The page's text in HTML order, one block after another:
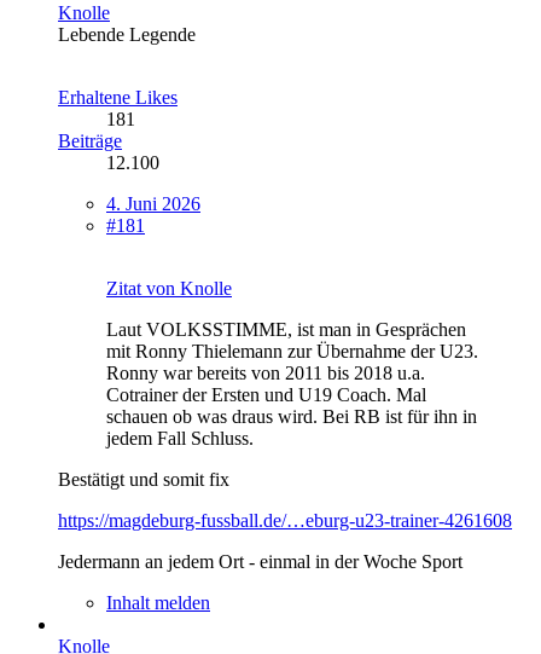
Knolle
Lebende Legende
Erhaltene Likes
181
Beiträge
12.100
4. Juni 2026
#181
Zitat von Knolle
Laut VOLKSSTIMME, ist man in Gesprächen
mit Ronny Thielemann zur Übernahme der U23.
Ronny war bereits von 2011 bis 2018 u.a.
Cotrainer der Ersten und U19 Coach. Mal
schauen ob was draus wird. Bei RB ist für ihn in
jedem Fall Schluss.
Bestätigt und somit fix
https://magdeburg-fussball.de/…eburg-u23-trainer-4261608
Jedermann an jedem Ort - einmal in der Woche Sport
Inhalt melden
Knolle